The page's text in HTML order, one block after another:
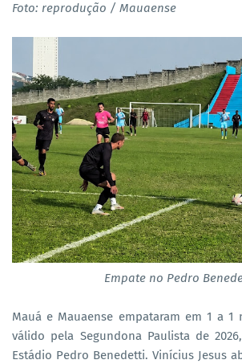
Foto: reprodução / Mauaense
Empate no Pedro
Mauá e Mauaense empataram em 1 a
válido pela Segundona Paulista de
Estádio Pedro Benedetti. Vinícius Jesus